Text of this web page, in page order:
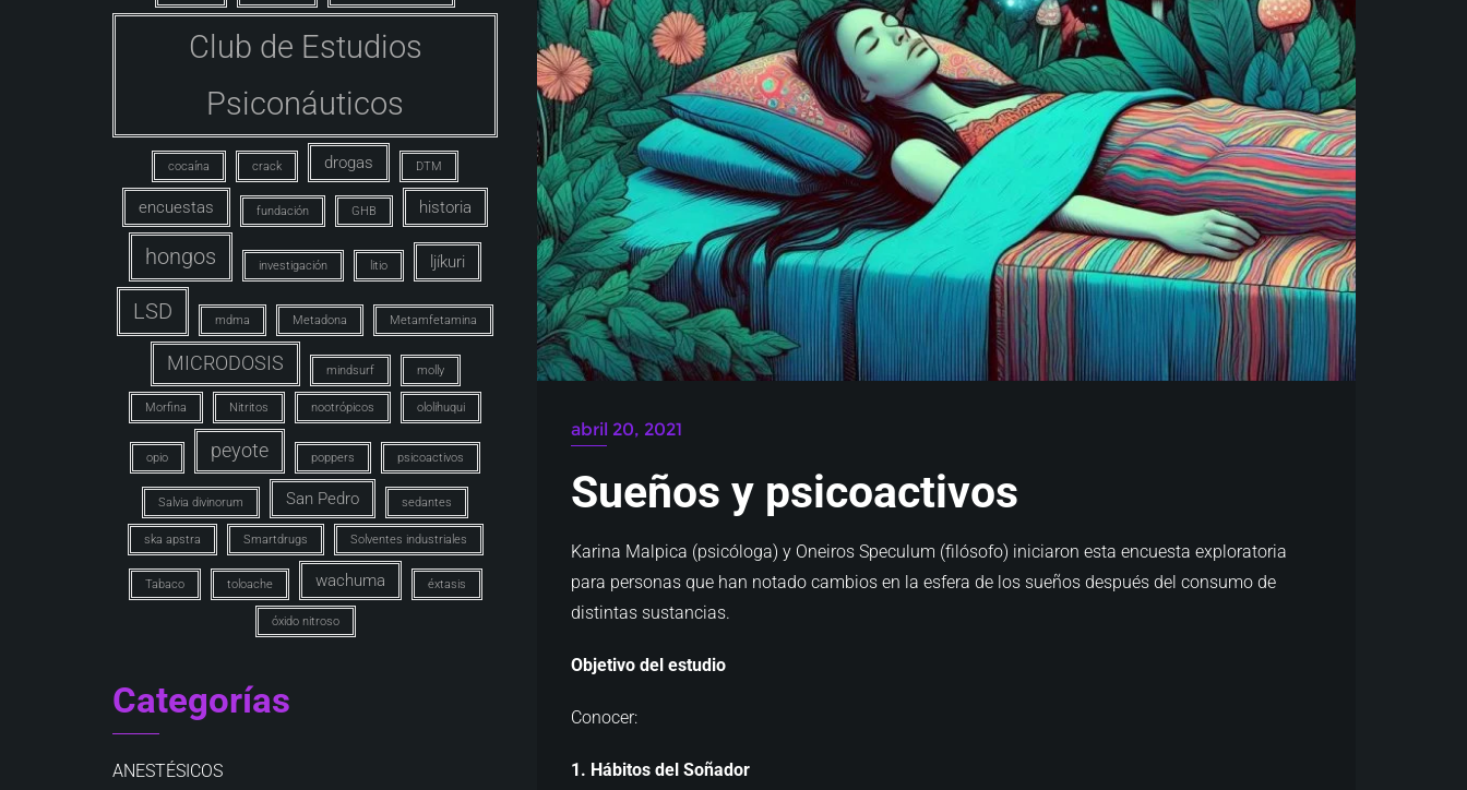
abril 20, 2021
Sueños y psicoactivos
Karina Malpica (psicóloga) y Oneiros Speculum (filósofo) iniciaron esta encuesta exploratoria
para personas que han notado cambios en la esfera de los sueños después del consumo de
distintas sustancias.
Objetivo del estudio
Conocer:
1. Hábitos del Soñador
Club de Estudios
Psiconáuticos
cocaína crack drogas DTM
encuestas fundación GHB historia
hongos investigación litio ljíkuri
LSD mdma Metadona Metamfetamina
MICRODOSIS mindsurf molly
Morfina Nitritos nootrópicos ololihuqui
opio peyote poppers psicoactivos
Salvia divinorum San Pedro sedantes
ska apstra Smartdrugs Solventes industriales
Tabaco toloache wachuma éxtasis
óxido nitroso
Categorías
ANESTÉSICOS